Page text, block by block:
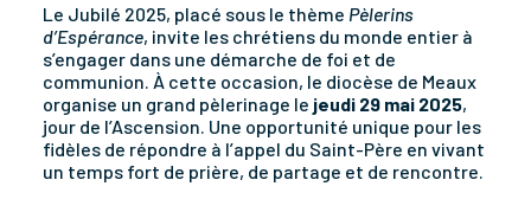
Le Jubilé 2025, placé sous le thème Pèlerins
d’Espérance, invite les chrétiens du monde entier à
s’engager dans une démarche de foi et de
communion. À cette occasion, le diocèse de Meaux
organise un grand pèlerinage le jeudi 29 mai 2025,
jour de l’Ascension. Une opportunité unique pour les
fidèles de répondre à l’appel du Saint-Père en vivant
un temps fort de prière, de partage et de rencontre.